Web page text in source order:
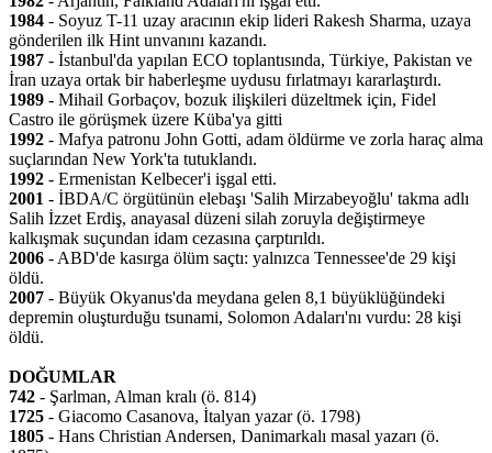
1984 - Soyuz T-11 uzay aracının ekip lideri Rakesh Sharma, uzaya
gönderilen ilk Hint unvanını kazandı.
1987 - İstanbul'da yapılan ECO toplantısında, Türkiye, Pakistan ve
İran uzaya ortak bir haberleşme uydusu fırlatmayı kararlaştırdı.
1989 - Mihail Gorbaçov, bozuk ilişkileri düzeltmek için, Fidel
Castro ile görüşmek üzere Küba'ya gitti
1992 - Mafya patronu John Gotti, adam öldürme ve zorla haraç alma
suçlarından New York'ta tutuklandı.
1992 - Ermenistan Kelbecer'i işgal etti.
2001 - İBDA/C örgütünün elebaşı 'Salih Mirzabeyoğlu' takma adlı
Salih İzzet Erdiş, anayasal düzeni silah zoruyla değiştirmeye
kalkışmak suçundan idam cezasına çarptırıldı.
2006 - ABD'de kasırga ölüm saçtı: yalnızca Tennessee'de 29 kişi
öldü.
2007 - Büyük Okyanus'da meydana gelen 8,1 büyüklüğündeki
depremin oluşturduğu tsunami, Solomon Adaları'nı vurdu: 28 kişi
öldü.
DOĞUMLAR
742 - Şarlman, Alman kralı (ö. 814)
1725 - Giacomo Casanova, İtalyan yazar (ö. 1798)
1805 - Hans Christian Andersen, Danimarkalı masal yazarı (ö.